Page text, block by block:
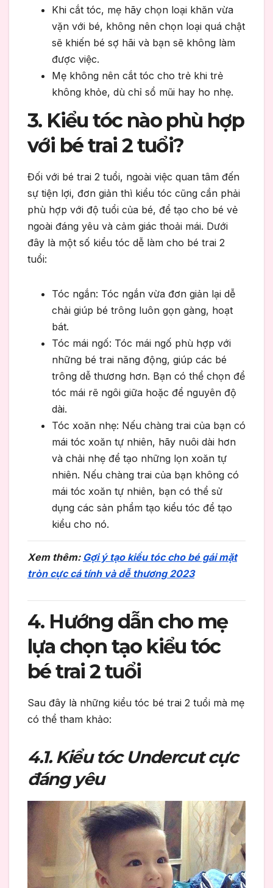
Khi cắt tóc, mẹ hãy chọn loại khăn vừa
vặn với bé, không nên chọn loại quá chật
sẽ khiến bé sợ hãi và bạn sẽ không làm
được việc.
Mẹ không nên cắt tóc cho trẻ khi trẻ
không khỏe, dù chỉ sổ mũi hay ho nhẹ.
3. Kiểu tóc nào phù hợp
với bé trai 2 tuổi?
Đối với bé trai 2 tuổi, ngoài việc quan tâm đến
sự tiện lợi, đơn giản thì kiểu tóc cũng cần phải
phù hợp với độ tuổi của bé, để tạo cho bé vẻ
ngoài đáng yêu và cảm giác thoải mái. Dưới
đây là một số kiểu tóc dễ làm cho bé trai 2
tuổi:
Tóc ngắn: Tóc ngắn vừa đơn giản lại dễ
chải giúp bé trông luôn gọn gàng, hoạt
bát.
Tóc mái ngố: Tóc mái ngố phù hợp với
những bé trai năng động, giúp các bé
trông dễ thương hơn. Bạn có thể chọn để
tóc mái rẽ ngôi giữa hoặc để nguyên độ
dài.
Tóc xoăn nhẹ: Nếu chàng trai của bạn có
mái tóc xoăn tự nhiên, hãy nuôi dài hơn
và chải nhẹ để tạo những lọn xoăn tự
nhiên. Nếu chàng trai của bạn không có
mái tóc xoăn tự nhiên, bạn có thể sử
dụng các sản phẩm tạo kiểu tóc để tạo
kiểu cho nó.
Xem thêm: Gợi ý tạo kiểu tóc cho bé gái mặt
tròn cực cá tính và dễ thương 2023
4. Hướng dẫn cho mẹ
lựa chọn tạo kiểu tóc
bé trai 2 tuổi
Sau đây là những kiểu tóc bé trai 2 tuổi mà mẹ
có thể tham khảo:
4.1. Kiểu tóc Undercut cực
đáng yêu